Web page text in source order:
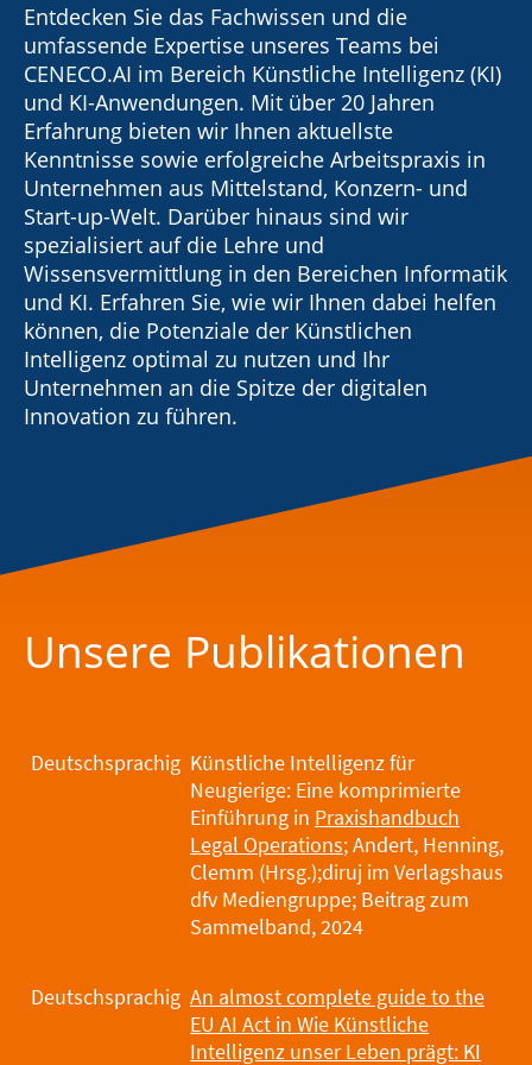
Entdecken Sie das Fachwissen und die
umfassende Expertise unseres Teams bei
CENECO.AI im Bereich Künstliche Intelligenz (KI)
und KI-Anwendungen. Mit über 20 Jahren
Erfahrung bieten wir Ihnen aktuellste
Kenntnisse sowie erfolgreiche Arbeitspraxis in
Unternehmen aus Mittelstand, Konzern- und
Start-up-Welt. Darüber hinaus sind wir
spezialisiert auf die Lehre und
Wissensvermittlung in den Bereichen Informatik
und KI. Erfahren Sie, wie wir Ihnen dabei helfen
können, die Potenziale der Künstlichen
Intelligenz optimal zu nutzen und Ihr
Unternehmen an die Spitze der digitalen
Innovation zu führen.
Unsere Publikationen
Deutschsprachig Künstliche Intelligenz für
Neugierige: Eine komprimierte
Einführung in Praxishandbuch
Legal Operations; Andert, Henning,
Clemm (Hrsg.);diruj im Verlagshaus
dfv Mediengruppe; Beitrag zum
Sammelband, 2024
Deutschsprachig An almost complete guide to the
EU AI Act in Wie Künstliche
Intelligenz unser Leben prägt: KI